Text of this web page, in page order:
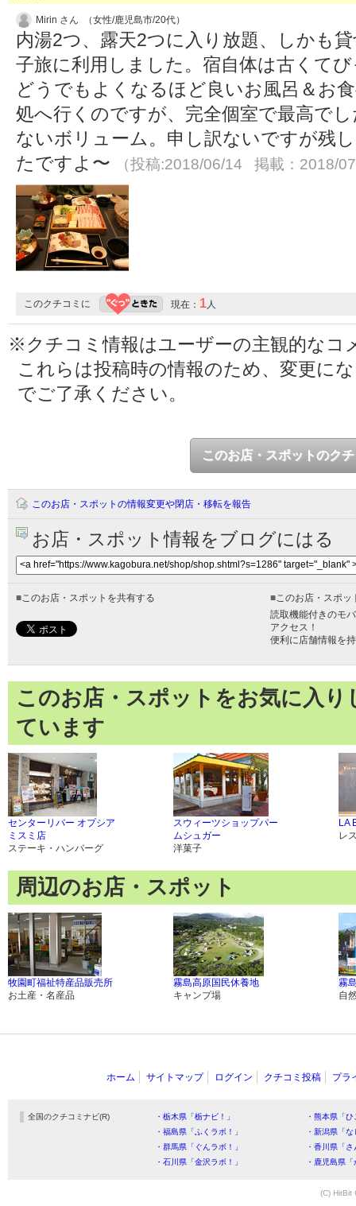
Mirin さん （女性/鹿児島市/20代）
内湯2つ、露天2つに入り放題、しかも
子旅に利用しました。宿自体は古くて
どうでもよくなるほど良いお風呂＆お
処へ行くのですが、完全個室で最高で
ないボリューム。申し訳ないですが残
たですよ〜
（投稿:2018/06/14 掲載：2018/
このクチコミに 現在： 1 人
※クチコミ情報はユーザーの主観的なコ
これらは投稿時の情報のため、変更に
でご了承ください。
このお店・スポットのク
このお店・スポットの情報変更や閉店・移転を報告
お店・スポット情報をブログにはる
■ このお店・スポットを共有する ■ このお店・スポ
読取機能付きのモ
アクセス！
便利に店舗情報を
このお店・スポットをお気に入
ています
センターリバー オプシア
ミスミ店
ステーキ・ハンバーグ
スウィーツショップパー
ムシュガー
洋菓子
LA
レ
周辺のお店・スポット
牧園町福祉特産品販売所
お土産・名産品
霧島高原国民休養地
キャンプ場
霧
自
ホーム サイトマップ ログイン クチコミ投稿 プラ
全国のクチコミナビ(R) ・栃木県「栃ナビ！」
・熊本県「
・福島県「ふくラボ！」
・新潟県「
・群馬県「ぐんラボ！」
・香川県「
・石川県「金沢ラボ！」
・鹿児島県
(C) HitBit